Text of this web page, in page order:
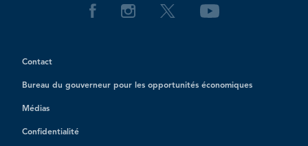
Contact
Bureau du gouverneur pour les opportunités économiques
Médias
Confidentialité